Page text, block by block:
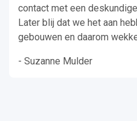
contact met een
Later blij dat we het aan
gebouwen en daarom
- Suzanne Mulder